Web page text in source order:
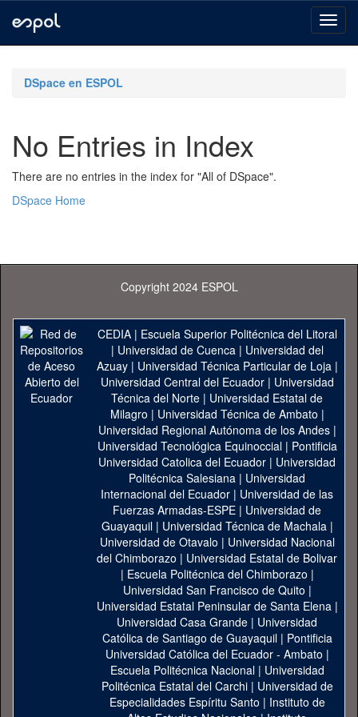
navigationDSpace en ESPOL
No Entries in Index
There are no entries in the index for "All of DSpace".
DSpace Home
Copyright 2024 ESPOL
CEDIA| Escuela Superior Politécnica del Litoral
| Universidad de Cuenca| Universidad del
Azuay| Universidad Técnica Particular de Loja|
Universidad Central del Ecuador| Universidad
Técnica del Norte | Universidad Estatal de
Milagro | Universidad Técnica de Ambato |
Universidad Regional Autónoma de los Andes|
Universidad Tecnológica Equinoccial| Pontificia
Universidad Catolica del Ecuador | Universidad
Politécnica Salesiana | Universidad
Internacional del Ecuador | Universidad de las
Fuerzas Armadas-ESPE | Universidad de
Guayaquil| Universidad Técnica de Machala|
Universidad de Otavalo | Universidad Nacional
del Chimborazo | Universidad Estatal de Bolivar
| Escuela Politécnica del Chimborazo |
Universidad San Francisco de Quito |
Universidad Estatal Peninsular de Santa Elena|
Universidad Casa Grande | Universidad
Católica de Santiago de Guayaquil| Pontificia
Universidad Católica del Ecuador - Ambato |
Escuela Politécnica Nacional| Universidad
Politécnica Estatal del Carchi| Universidad de
Especialidades Espíritu Santo | Instituto de